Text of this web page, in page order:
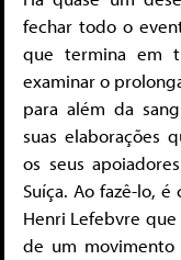
fechar todo o
que termina em
examinar o
para além da
suas elaborações
os seus
Suíça. Ao fazê-lo,
Henri Lefebvre
de um movimento